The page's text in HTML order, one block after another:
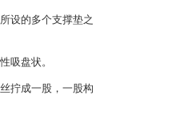
设的多个支撑垫之
吸盘状。
拧成一股，一股构